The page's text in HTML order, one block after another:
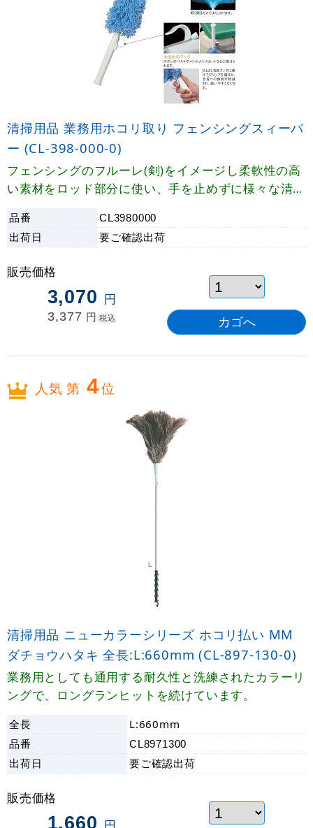
清掃用品 業務用ホコリ取り フェンシングスィーパ
ー (CL-398-000-0)
フェンシングのフルーレ(剣)をイメージし柔軟性の高
い素材をロッド部分に使い、手を止めずに様々な清掃
品番 CL3980000
出荷日 要ご確認出荷
販売価格
3,070 円
3,377 円 税込
人気 第 4位
清掃用品 ニューカラーシリーズ ホコリ払い MM
ダチョウハタキ 全長:L:660mm (CL-897-130-0)
業務用としても通用する耐久性と洗練されたカラーリ
ングで、ロングランヒットを続けています。
全長
L:660mm
品番
CL8971300
出荷日 要ご確認出荷
販売価格
1,660